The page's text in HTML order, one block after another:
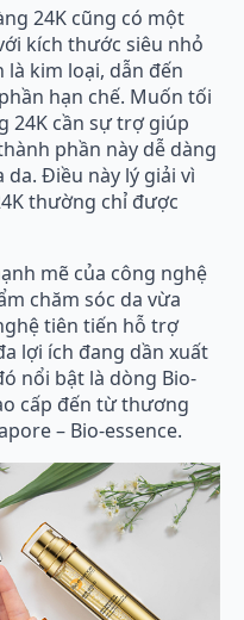
24K cũng có một
kích thước siêu nhỏ
là kim loại, dẫn đến
hạn chế. Muốn tối
24K cần sự trợ giúp
phần này dễ dàng
Điều này lý giải vì
thường chỉ được
mẽ của công nghệ
chăm sóc da vừa
tiên tiến hỗ trợ
lợi ích đang dần xuất
nổi bật là dòng Bio-
cấp đến từ thương
– Bio-essence.